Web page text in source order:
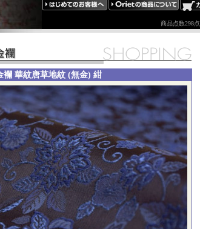
商品点数298点
襴 華紋唐草地紋 (無金) 紺